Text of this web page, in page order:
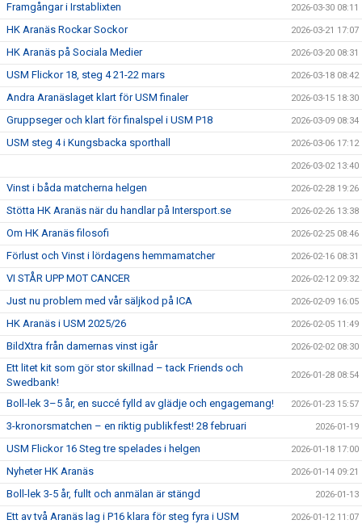
Framgångar i Irstablixten 2026-03-30 08:11
HK Aranäs Rockar Sockor 2026-03-21 17:07
HK Aranäs på Sociala Medier 2026-03-20 08:31
USM Flickor 18, steg 4 21-22 mars 2026-03-18 08:42
Andra Aranäslaget klart för USM finaler 2026-03-15 18:30
Gruppseger och klart för finalspel i USM P18 2026-03-09 08:34
USM steg 4 i Kungsbacka sporthall 2026-03-06 17:12
2026-03-02 13:40
Vinst i båda matcherna helgen 2026-02-28 19:26
Stötta HK Aranäs när du handlar på Intersport.se 2026-02-26 13:38
Om HK Aranäs filosofi 2026-02-25 08:46
Förlust och Vinst i lördagens hemmamatcher 2026-02-16 08:31
VI STÅR UPP MOT CANCER 2026-02-12 09:32
Just nu problem med vår säljkod på ICA 2026-02-09 16:05
HK Aranäs i USM 2025/26 2026-02-05 11:49
BildXtra från damernas vinst igår 2026-02-02 08:30
Ett litet kit som gör stor skillnad – tack Friends och
Swedbank!
2026-01-28 08:54
Boll-lek 3–5 år, en succé fylld av glädje och engagemang! 2026-01-23 15:57
3-kronorsmatchen – en riktig publikfest! 28 februari 2026-01-19
USM Flickor 16 Steg tre spelades i helgen 2026-01-18 17:00
Nyheter HK Aranäs 2026-01-14 09:21
Boll-lek 3-5 år, fullt och anmälan är stängd 2026-01-13
Ett av två Aranäs lag i P16 klara för steg fyra i USM 2026-01-12 11:07